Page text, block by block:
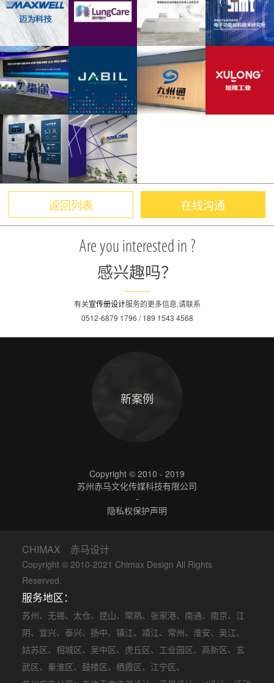
返回列表 在线沟通
Are you interested in ?
感兴趣吗？
有关宣传册设计服务的更多信息,请联系
0512-6879 1796 / 189 1543 4568
新案例
Copyright © 2010 - 2019
苏州赤马文化传媒科技有限公司
-
隐私权保护声明
CHIMAX 赤马设计
Copyright © 2010-2021 Chimax Design All Rights
Reserved.
服务地区：
苏州、 无锡、 太仓、 昆山、 常熟、 张家港、 南通、 南京、 江
阴、 宜兴、 泰兴、 扬中、 镇江、 靖江、 常州、 淮安、 吴江、
姑苏区、 相城区、 吴中区、 虎丘区、 工业园区、 高新区、 玄
武区、 秦淮区、 鼓楼区、 栖霞区、 江宁区、